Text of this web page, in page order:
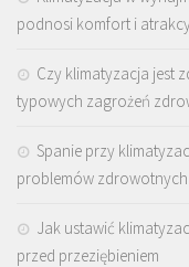
podnosi komfort i
Czy klimatyzacja jest
typowych zagrożeń
Spanie przy
problemów
Jak ustawić
przed przeziębieniem